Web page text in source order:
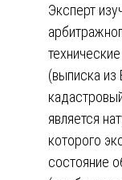
Эксперт
(выписка из
является
которого
состояние